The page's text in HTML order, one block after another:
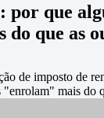
que
do que as
de imposto de
"enrolam" mais do